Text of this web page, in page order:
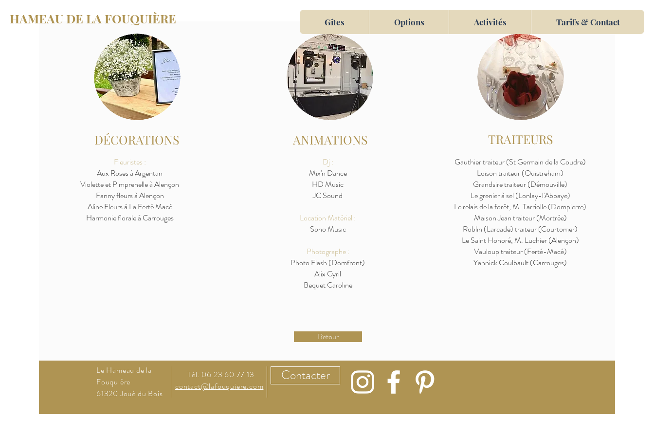
HAMEAU DE LA FOUQUIÈRE Gîtes Options Activités Tarifs & Contact
DÉCORATIONS
Fleuristes :
Aux Roses à Argentan
Violette et Pimprenelle à Alençon
Fanny fleurs à Alençon
Aline Fleurs à La Ferté Macé
Harmonie florale à Carrouges
ANIMATIONS
Dj :
Mix'n Dance
HD Music
JC Sound
Location Matériel :
Sono Music
Photographe :
Photo Flash (Domfront)
Alix Cyril
Bequet Caroline
Retour
TRAITEURS
Gauthier traiteur (St Germain de la Coudre)
Loison traiteur (Ouistreham)
Grandsire traiteur (Démouville)
Le grenier à sel (Lonlay-l'Abbaye)
Le relais de la forêt, M. Tarriolle (Dompierre)
Maison Jean traiteur (Mortrée)
Roblin (Larcade) traiteur (Courtomer)
Le Saint Honoré, M. Luchier (Alençon)
Vauloup traiteur (Ferté-Macé)
Yannick Coulbault(Carrouges)
Le Hameau de la
Fouquière
61320 Joué du Bois
Tél: 06 23 60 77 13
contact@lafouquiere.com
Contacter